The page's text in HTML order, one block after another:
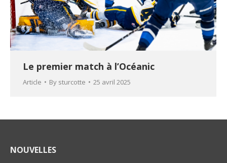
Le premier match à l’Océanic
Article By sturcotte 25 avril 2025
NOUVELLES